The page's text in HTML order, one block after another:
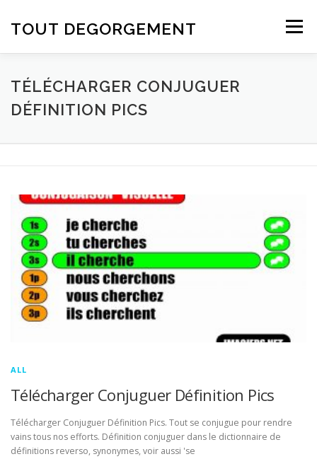
TOUT DEGORGEMENT Menu
TÉLÉCHARGER CONJUGUER
DÉFINITION PICS
ALL
Télécharger Conjuguer Définition Pics
Télécharger Conjuguer Définition Pics. Tout se conjugue pour rendre
vains tous nos efforts. Définition conjuguer dans le dictionnaire de
définitions reverso, synonymes, voir aussi 'se